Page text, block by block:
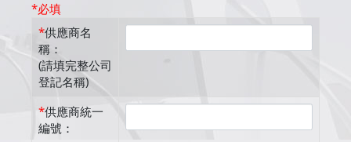
*必填
*供應商名
稱：
(請填完整公司
登記名稱)
*供應商統一
編號：